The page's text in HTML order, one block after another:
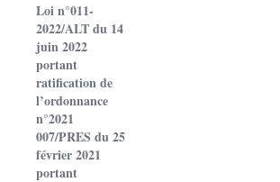
Loi n°011-
2022/ALT du 14
juin 2022
portant
ratification de
l’ordonnance
n°2021
007/PRES du 25
février 2021
portant